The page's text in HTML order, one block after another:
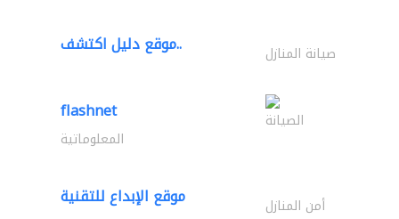
موقع دليل اكتشف.. صيانة المنازل
flashnet الصيانة
المعلوماتية
موقع الإبداع للتقنية أمن المنازل